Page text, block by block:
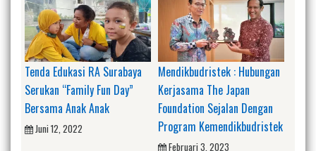
Tenda Edukasi RA Surabaya
Serukan “Family Fun Day”
Bersama Anak Anak
Juni 12, 2022
Mendikbudristek : Hubungan
Kerjasama The Japan
Foundation Sejalan Dengan
Program Kemendikbudristek
Februari 3, 2023